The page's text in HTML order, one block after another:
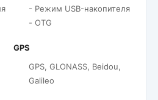
- Режим USB-накопителя
- OTG
GPS
GPS, GLONASS, Beidou,
Galileo